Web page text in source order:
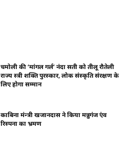
चमोली की ‘मांगल गर्ल’ नंदा सती को तीलू रौतेली
राज्य स्त्री शक्ति पुरस्कार, लोक संस्कृति संरक्षण के
लिए होगा सम्मान
काबिना मंन्त्री खजानदास ने किया मन्नुगंज एंव
रिस्पना का भ्रमण